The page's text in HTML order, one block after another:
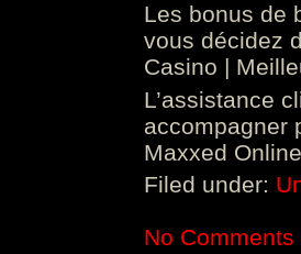
Les bonus de
vous décidez
Casino |
L’assistance
accompagner
Maxxed
Filed under:
No Comments